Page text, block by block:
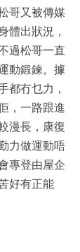
哥又被傳媒
體出狀況，
過松哥一直
動鍛鍊。據
都冇乜力，
，一路跟進
漫長，康復
力做運動唔
專登由屋企
好有正能